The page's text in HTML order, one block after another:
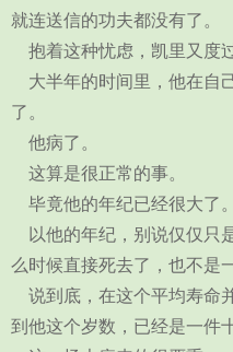
就连送信的功夫都没有了。
抱着这种忧虑，凯里又度
大半年的时间里，他在自
了。
他病了。
这算是很正常的事。
毕竟他的年纪已经很大了。
以他的年纪，别说仅仅只
么时候直接死去了，也不是
说到底，在这个平均寿命
到他这个岁数，已经是一件